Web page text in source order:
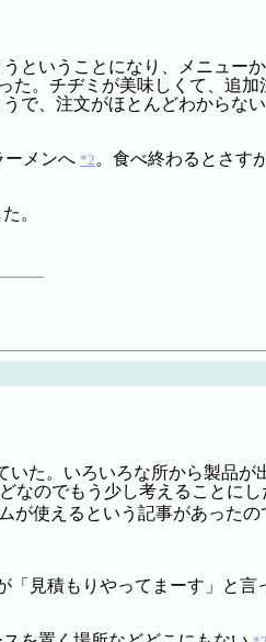
ということになり、メニュー
。チヂミが美味しくて、追加
で、注文がほとんどわからな
ーメンへ *2 。食べ終わるとさす
。
いた。いろいろな所から製品
なのでもう少し考えることにし
が使えるという記事があったの
「見積もりやってまーす」と言